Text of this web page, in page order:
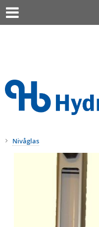
Nivåglas